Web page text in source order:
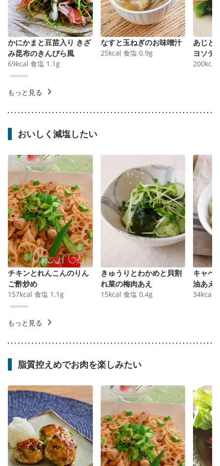
かにかまと豆苗入り きざ
み昆布のきんぴら風
69kcal 食塩 1.1 g
なすと玉ねぎのお味噌汁
25kcal 食塩 0.9g
あじと
ヨソテ
200kcal
もっと見る
おいしく減塩したい
チキンとれんこんのりん
ご酢炒め
157kcal 食塩 1.1 g
きゅうりとわかめと貝割
れ菜の梅肉あえ
15kcal 食塩 0.4g
キャベ
油あえ
34kcal
もっと見る
脂質控えめでお肉を楽しみたい